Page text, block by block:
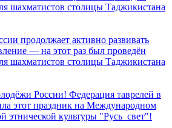
продолжает активно развивать
— на этот раз был проведён
шахматистов столицы Таджикистана